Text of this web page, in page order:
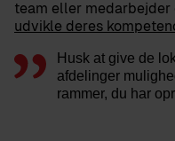
team eller
udvikle deres
Husk at give de
afdelinger
rammer, du har